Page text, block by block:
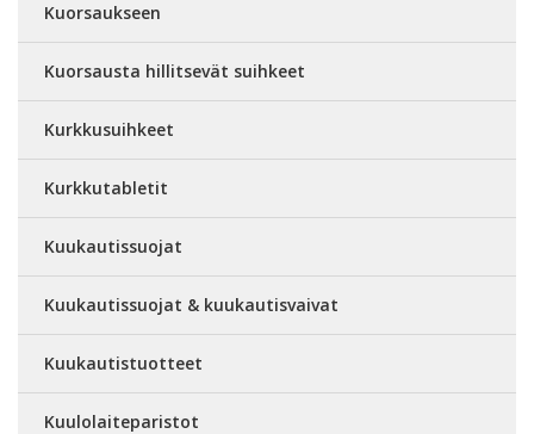
Kuorsaukseen
Kuorsausta hillitsevät suihkeet
Kurkkusuihkeet
Kurkkutabletit
Kuukautissuojat
Kuukautissuojat & kuukautisvaivat
Kuukautistuotteet
Kuulolaiteparistot